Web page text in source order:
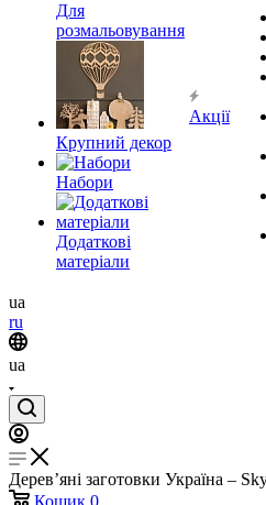
Для
розмальовування
Крупний декор
Набори
Додаткові
матеріали
Акції
ua
ru
ua
Дерев’яні заготовки Україна –